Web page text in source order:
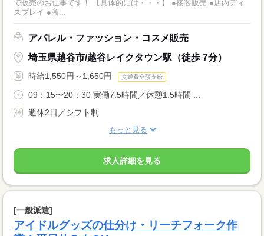
で販売のお仕事です！ 【具体的には・・・】 ●接客販売 ●店内ディ
スプレイ ●商...
アパレル・ファッション・コスメ販売
埼玉県越谷市/越谷レイクタウン駅（徒歩 7分）
時給1,550円～1,650円 交通費全額支給
09：15〜20：30 実働7.5時間／休憩1.5時間 ...
週休2日／シフト制
もっと見る
求人詳細を見る
[一般派遣]
アイドルグッズの仕分け・リーチフォーク作